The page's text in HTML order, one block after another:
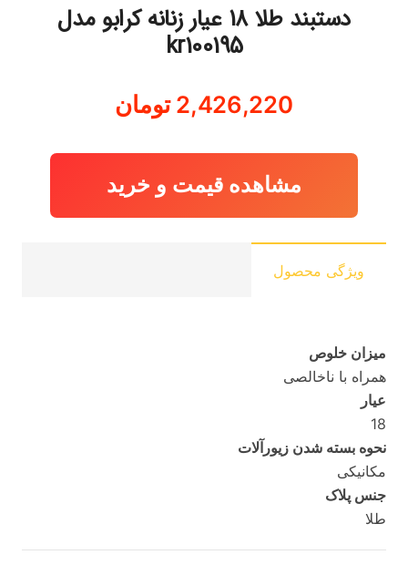
دستبند طلا 18 عیار زنانه کرابو مدل
kr100195
2,426,220 تومان
مشاهده قیمت و خرید
ویژگی محصول
میزان خلوص
همراه با ناخالصی
عیار
18
نحوه بسته شدن زیورآلات
مکانیکی
جنس پلاک
طلا